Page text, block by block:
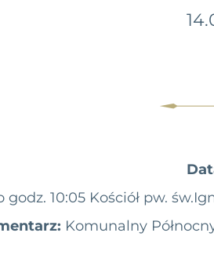
godz. 10:05 Kościół pw.
Komunalny